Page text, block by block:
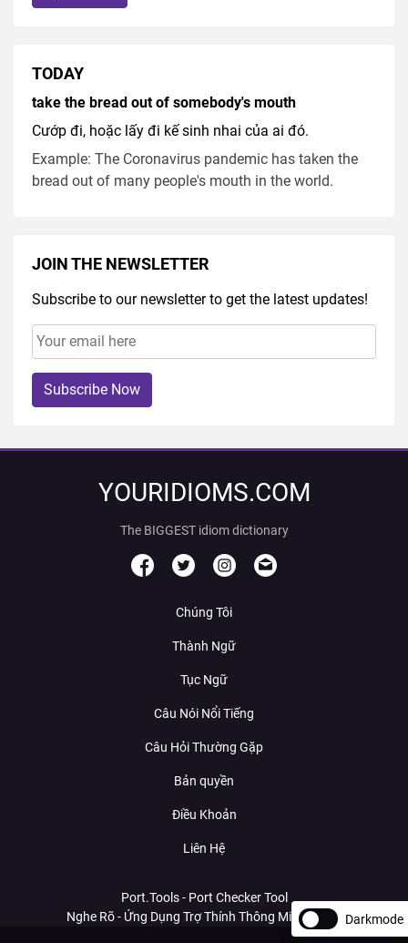
TODAY
take the bread out of somebody's mouth
Cướp đi, hoặc lấy đi kế sinh nhai của ai đó.
Example: The Coronavirus pandemic has taken the
bread out of many people's mouth in the world.
JOIN THE NEWSLETTER
Subscribe to our newsletter to get the latest updates!
Subscribe Now
YOURIDIOMS.COM
The BIGGEST idiom dictionary
Chúng Tôi
Thành Ngữ
Tục Ngữ
Câu Nói Nổi Tiếng
Câu Hỏi Thường Gặp
Bản quyền
Điều Khoản
Liên Hệ
Port.Tools - Port Checker Tool
Nghe Rõ - Ứng Dụng Trợ Thính Thông Minh Với AI Darkmode